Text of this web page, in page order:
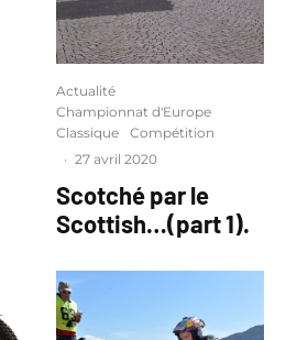
Actualité
Championnat d'Europe
Classique
Compétition
· 27 avril 2020
Scotché par le
Scottish…(part 1).